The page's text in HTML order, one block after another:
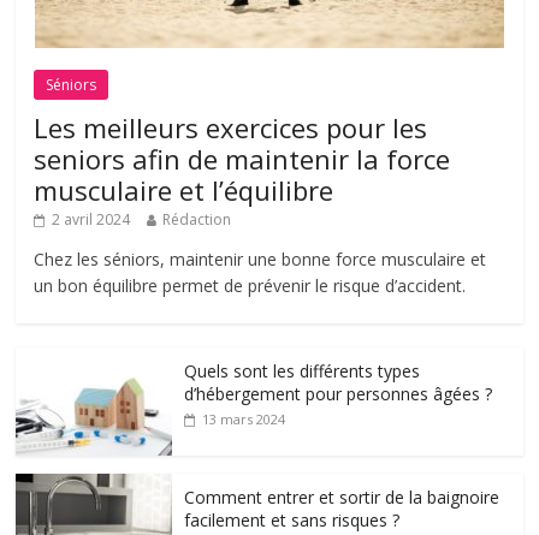
Séniors
Les meilleurs exercices pour les
seniors afin de maintenir la force
musculaire et l’équilibre
2 avril 2024 Rédaction
Chez les séniors, maintenir une bonne force musculaire et
un bon équilibre permet de prévenir le risque d’accident.
Quels sont les différents types
d’hébergement pour personnes âgées ?
13 mars 2024
Comment entrer et sortir de la baignoire
facilement et sans risques ?